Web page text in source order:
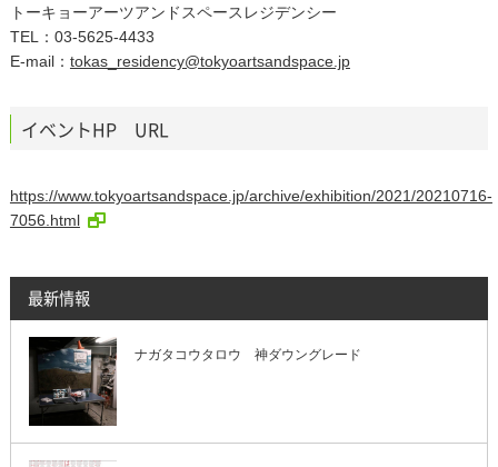
トーキョーアーツアンドスペースレジデンシー
TEL：03-5625-4433
E-mail： tokas_residency@tokyoartsandspace.jp
イベントHP URL
https://www.tokyoartsandspace.jp/archive/exhibition/2021/20210716-
7056.html
最新情報
ナガタコウタロウ 神ダウングレード